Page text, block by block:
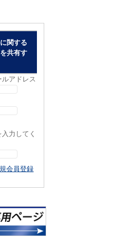
関する
共有す
アドレス
力してく
会員登録